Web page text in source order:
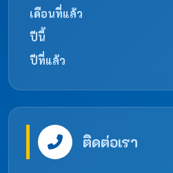
เดือนที่แล้ว
ปีนี้
ปีที่แล้ว
ติดต่อเรา